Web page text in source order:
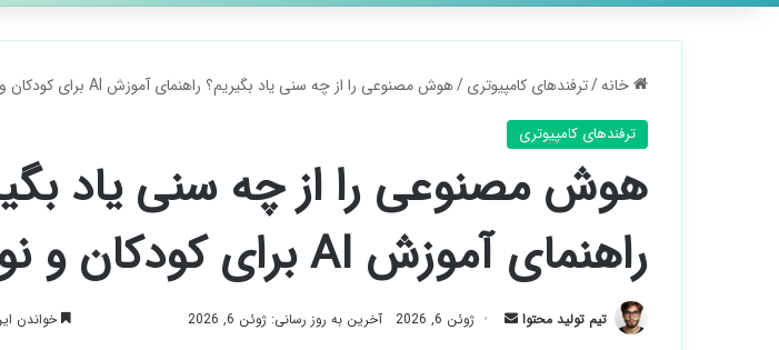
خانه/ترفندهای کامپیوتری/هوش مصنوعی را از چه سنی یاد بگیریم؟ راهنمای آموزش AI برای کودکان و نوجوانان
ترفندهای کامپیوتری
هوش مصنوعی را از چه سنی یاد
راهنمای آموزش AI برای کودکان و نوجوانان
تیم تولید محتوا
ارسال ژوئن 6, 2026 آخرین به روز رسانی: ژوئن 6, 2026 خواندن این مطلب 3